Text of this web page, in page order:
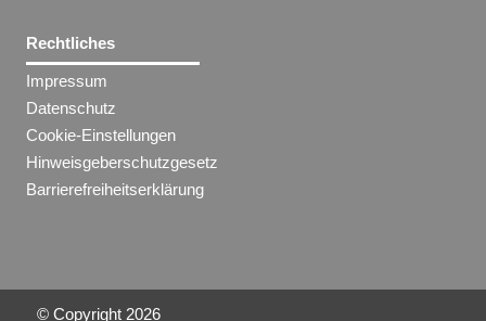
Rechtliches
Impressum
Datenschutz
Cookie-Einstellungen
Hinweisgeberschutzgesetz
Barrierefreiheitserklärung
© Copyright 2026